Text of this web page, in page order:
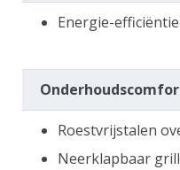
Energie-
Roestvrijstalen
Neerklapbaar